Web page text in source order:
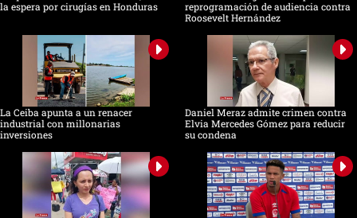
la espera por cirugías en Honduras
reprogramación de audiencia contra
Roosevelt Hernández
La Ceiba apunta a un renacer
industrial con millonarias
inversiones
Daniel Meraz admite crimen contra
Elvia Mercedes Gómez para reducir
su condena